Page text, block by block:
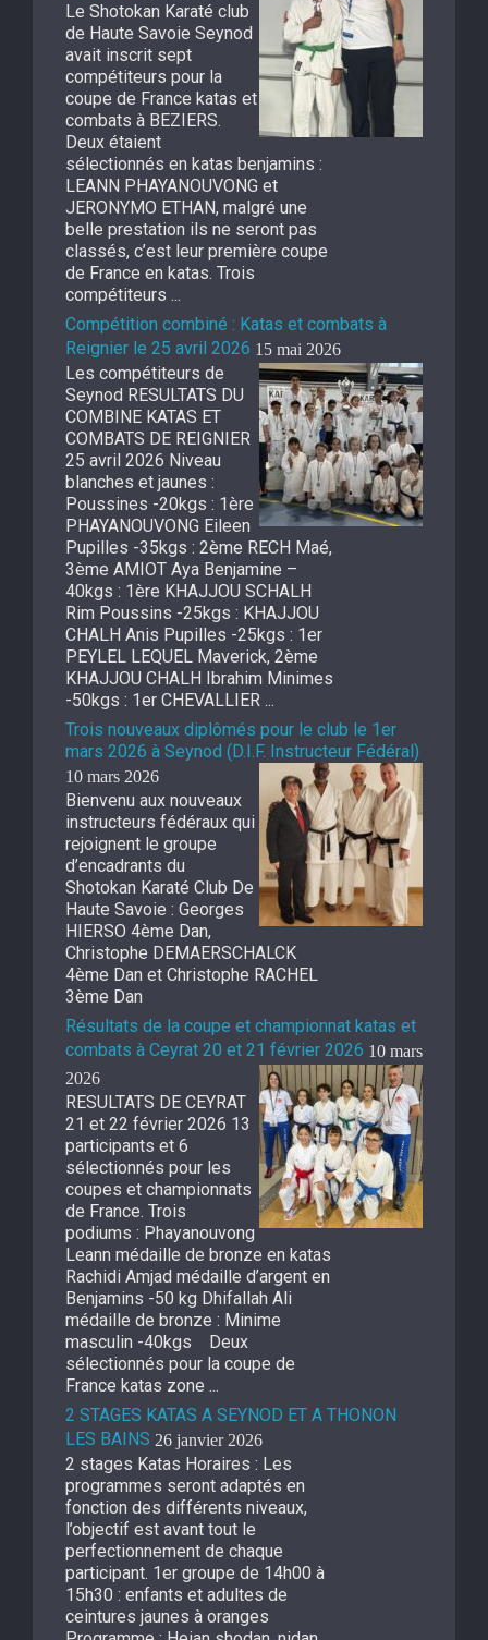
Le Shotokan Karaté club
de Haute Savoie Seynod
avait inscrit sept
compétiteurs pour la
coupe de France katas et
combats à BEZIERS.
Deux étaient
sélectionnés en katas benjamins :
LEANN PHAYANOUVONG et
JERONYMO ETHAN, malgré une
belle prestation ils ne seront pas
classés, c’est leur première coupe
de France en katas. Trois
compétiteurs ...
Compétition combiné : Katas et combats à
Reignier le 25 avril 2026 15 mai 2026
Les compétiteurs de
Seynod RESULTATS DU
COMBINE KATAS ET
COMBATS DE REIGNIER
25 avril 2026 Niveau
blanches et jaunes :
Poussines -20kgs : 1ère
PHAYANOUVONG Eileen
Pupilles -35kgs : 2ème RECH Maé,
3ème AMIOT Aya Benjamine –
40kgs : 1ère KHAJJOU SCHALH
Rim Poussins -25kgs : KHAJJOU
CHALH Anis Pupilles -25kgs : 1er
PEYLEL LEQUEL Maverick, 2ème
KHAJJOU CHALH Ibrahim Minimes
-50kgs : 1er CHEVALLIER ...
Trois nouveaux diplômés pour le club le 1er
mars 2026 à Seynod (D.I.F. Instructeur Fédéral)
10 mars 2026
Bienvenu aux nouveaux
instructeurs fédéraux qui
rejoignent le groupe
d’encadrants du
Shotokan Karaté Club De
Haute Savoie : Georges
HIERSO 4ème Dan,
Christophe DEMAERSCHALCK
4ème Dan et Christophe RACHEL
3ème Dan
Résultats de la coupe et championnat katas et
combats à Ceyrat 20 et 21 février 2026 10 mars
2026
RESULTATS DE CEYRAT
21 et 22 février 2026 13
participants et 6
sélectionnés pour les
coupes et championnats
de France. Trois
podiums : Phayanouvong
Leann médaille de bronze en katas
Rachidi Amjad médaille d’argent en
Benjamins -50 kg Dhifallah Ali
médaille de bronze : Minime
masculin -40kgs Deux
sélectionnés pour la coupe de
France katas zone ...
2 STAGES KATAS A SEYNOD ET A THONON
LES BAINS 26 janvier 2026
2 stages Katas Horaires : Les
programmes seront adaptés en
fonction des différents niveaux,
l’objectif est avant tout le
perfectionnement de chaque
participant. 1er groupe de 14h00 à
15h30 : enfants et adultes de
ceintures jaunes à oranges